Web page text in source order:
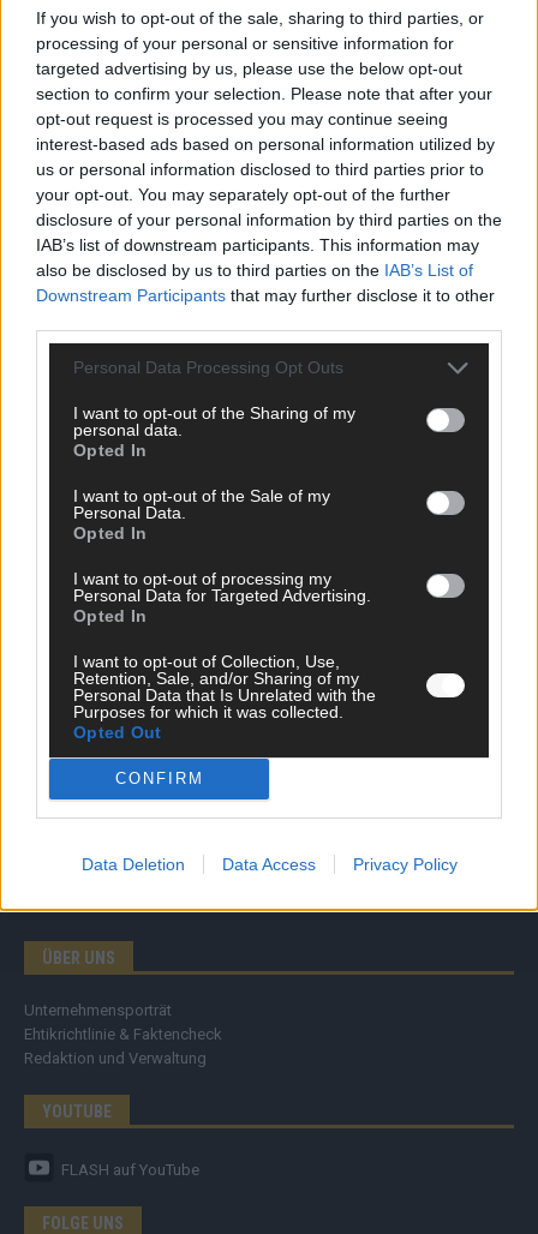
If you wish to opt-out of the sale, sharing to third parties, or
processing of your personal or sensitive information for
targeted advertising by us, please use the below opt-out
section to confirm your selection. Please note that after your
opt-out request is processed you may continue seeing
interest-based ads based on personal information utilized by
us or personal information disclosed to third parties prior to
your opt-out. You may separately opt-out of the further
disclosure of your personal information by third parties on the
IAB’s list of downstream participants. This information may
also be disclosed by us to third parties on the IAB’s List of
Downstream Participants that may further disclose it to other
Personal Data Processing Opt Outs
I want to opt-out of the Sharing of my
personal data.
Opted In
I want to opt-out of the Sale of my
Personal Data.
Opted In
I want to opt-out of processing my
Personal Data for Targeted Advertising.
Opted In
I want to opt-out of Collection, Use,
Retention, Sale, and/or Sharing of my
Personal Data that Is Unrelated with the
Purposes for which it was collected.
Opted Out
CONFIRM
Data Deletion Data Access Privacy Policy
ANZEIGE
SCHNELL ZUM RESSORT
Nachrichten
Ratgeber
Wissen
Kommentar
Streams & Storys
Eurovision
FLASH – DAS VIDEOPORTAL
ÜBER UNS
Unternehmensporträt
Ehtikrichtlinie & Faktencheck
Redaktion und Verwaltung
YOUTUBE
FLASH auf YouTube
FOLGE UNS